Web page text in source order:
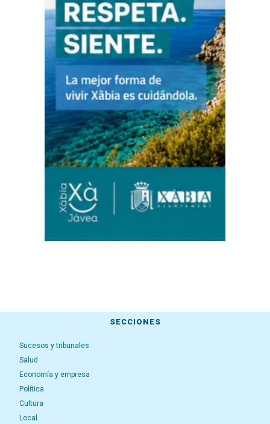
SECCIONES
Sucesos y tribunales
Salud
Economía y empresa
Política
Cultura
Local